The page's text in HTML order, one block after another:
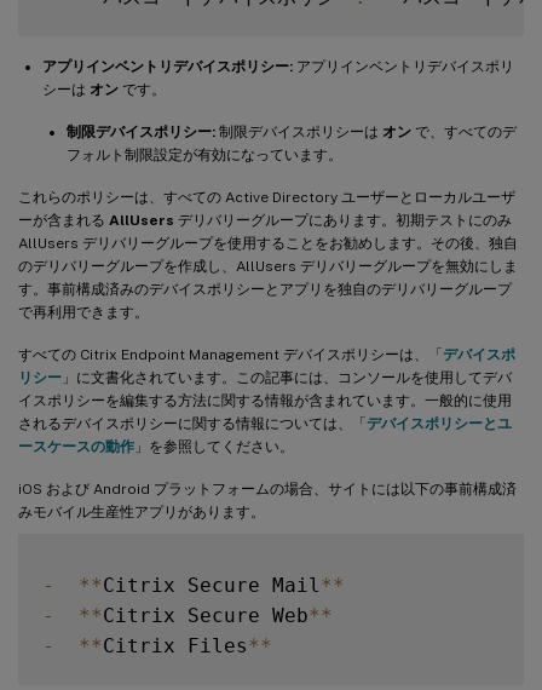
アプリインベントリデバイスポリシー: アプリインベントリデバイスポリ
シーは オン です。
制限デバイスポリシー: 制限デバイスポリシーは オン で、すべてのデ
フォルト制限設定が有効になっています。
これらのポリシーは、すべての Active Directory ユーザーとローカルユーザ
ーが含まれる AllUsers デリバリーグループにあります。初期テストにのみ
AllUsers デリバリーグループを使用することをお勧めします。その後、独自
のデリバリーグループを作成し、AllUsers デリバリーグループを無効にしま
す。事前構成済みのデバイスポリシーとアプリを独自のデリバリーグループ
で再利用できます。
すべての Citrix Endpoint Management デバイスポリシーは、「デバイスポ
リシー 」に文書化されています。この記事には、コンソールを使用してデバ
イスポリシーを編集する方法に関する情報が含まれています。一般的に使用
されるデバイスポリシーに関する情報については、「デバイスポリシーとユ
ースケースの動作 」を参照してください。
iOS および Android プラットフォームの場合、サイトには以下の事前構成済
みモバイル生産性アプリがあります。
- **Citrix Secure Mail **
-
**Citrix Secure Web**
-
**Citrix Files**